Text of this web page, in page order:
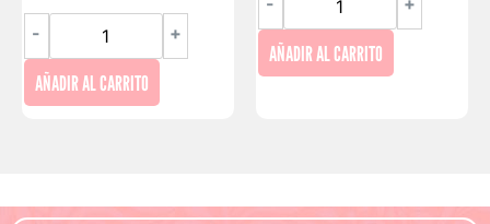
- +
AÑADIR AL CARRITO
AÑADIR AL CARRITO